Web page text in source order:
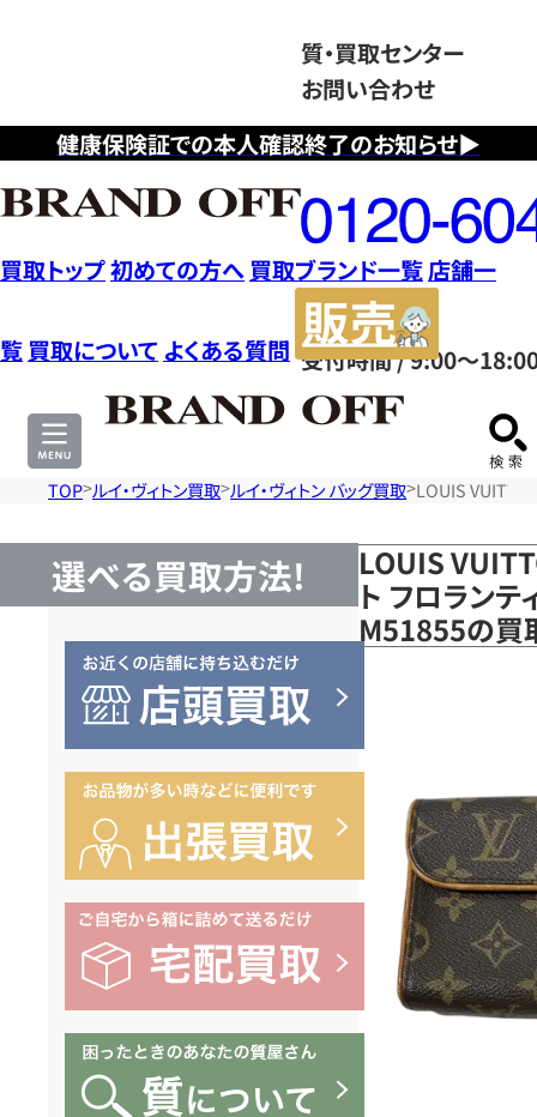
健康保険証での本人確認終了のお知らせ▶
質・買取センター
お問い合わせ
フ
リ
ー
ダ
イ
ヤ
ル
0120604117
受付時間 / 9:00～
買取トップ初めての方へ 買取ブランド一覧店舗一
覧 買取について よくある質問
サ
TOP ルイ・ヴィトン買取 ルイ・ヴィトン バッグ買取 LOUIS
選べる買取方法!
LOUIS
ト フロランテ
M51855の買